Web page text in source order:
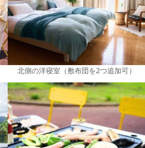
北側の洋寝室（敷布団を2つ追加可）